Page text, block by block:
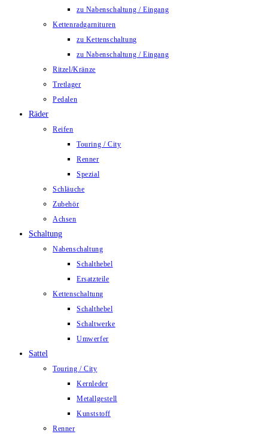
zu Nabenschaltung / Eingang
Kettenradgarnituren
zu Kettenschaltung
zu Nabenschaltung / Eingang
Ritzel/Kränze
Tretlager
Pedalen
Räder
Reifen
Touring / City
Renner
Spezial
Schläuche
Zubehör
Achsen
Schaltung
Nabenschaltung
Schalthebel
Ersatzteile
Kettenschaltung
Schalthebel
Schaltwerke
Umwerfer
Sattel
Touring / City
Kernleder
Metallgestell
Kunststoff
Renner